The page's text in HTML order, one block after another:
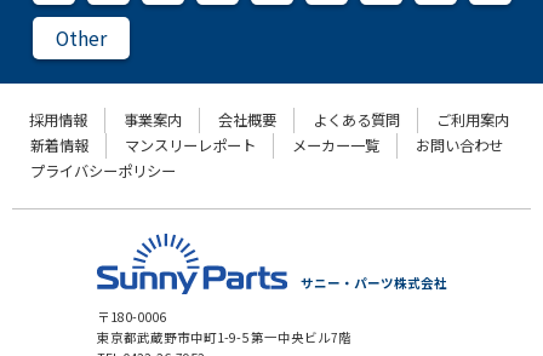
Other
採用情報 事業案内 会社概要 よくある質問
ご利用案内
新着情報
マンスリーレポート メーカー一覧
お問い合わせ
プライバシーポリシー
サニー・パーツ株式会社
〒180-0006
東京都武蔵野市中町1-9-5 第一中央ビル7階